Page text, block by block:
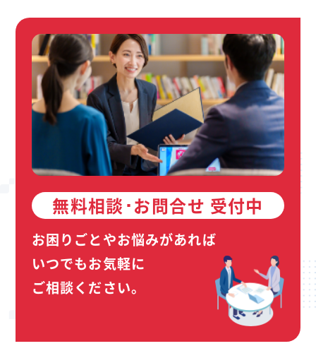
無料相談･お問合せ 受付中
お困りごとやお悩みがあれば
いつでもお気軽に
ご相談ください。